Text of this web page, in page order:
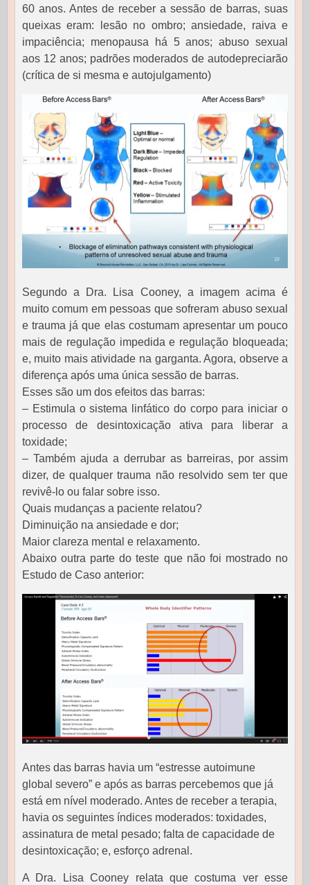
60 anos. Antes de receber a sessão de barras, suas
queixas eram: lesão no ombro; ansiedade, raiva e
impaciência; menopausa há 5 anos; abuso sexual
aos 12 anos; padrões moderados de autodepreciarão
(crítica de si mesma e autojulgamento)
Segundo a Dra. Lisa Cooney, a imagem acima é
muito comum em pessoas que sofreram abuso sexual
e trauma já que elas costumam apresentar um pouco
mais de regulação impedida e regulação bloqueada;
e, muito mais atividade na garganta. Agora, observe a
diferença após uma única sessão de barras.
Esses são um dos efeitos das barras:
– Estimula o sistema linfático do corpo para iniciar o
processo de desintoxicação ativa para liberar a
toxidade;
– Também ajuda a derrubar as barreiras, por assim
dizer, de qualquer trauma não resolvido sem ter que
revivê-lo ou falar sobre isso.
Quais mudanças a paciente relatou?
Diminuição na ansiedade e dor;
Maior clareza mental e relaxamento.
Abaixo outra parte do teste que não foi mostrado no
Estudo de Caso anterior:
Antes das barras havia um “estresse autoimune
global severo” e após as barras percebemos que já
está em nível moderado. Antes de receber a terapia,
havia os seguintes índices moderados: toxidades,
assinatura de metal pesado; falta de capacidade de
desintoxicação; e, esforço adrenal.
A Dra. Lisa Cooney relata que costuma ver esse